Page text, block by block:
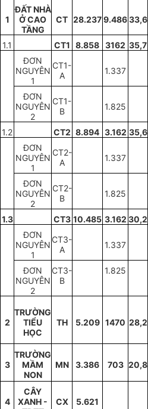
1
ĐẤT NHÀ
Ở CAO
TẦNG
CT 28.2379.48633,6
1.1 CT1 8.858 3162 35,7
ĐƠN
NGUYÊN
1
CT1-
A
1.337
ĐƠN
NGUYÊN
2
CT1-
B
1.825
1.2 CT2 8.894 3.162 35,6
ĐƠN
NGUYÊN
1
CT2-
A
1.337
ĐƠN
NGUYÊN
2
CT2-
B
1.825
1.3 CT3 10.485 3.162 30,2
ĐƠN
NGUYÊN
1
CT3-
A
1.337
ĐƠN
NGUYÊN
2
CT3-
B
1.825
2
TRƯỜNG
TIỂU
HỌC
TH 5.209 1470 28,2
3
TRƯỜNG
MẦM
NON
MN 3.386 703 20,8
4
CÂY
XANH -
CX 5.621